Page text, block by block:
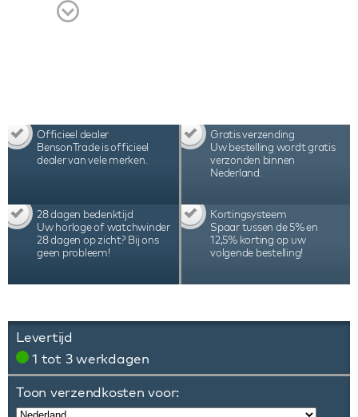
en 3 jaar internationale garantie.
Officieel dealer
BensonTrade is officieel
dealer van vele merken.
Gratis verzending
Uw bestelling wordt gratis
verzonden binnen
Nederland.
28 dagen bedenktijd
Uw horloge of watchwinder
28 dagen op zicht? Bij ons
geen probleem!
Kortingsysteem
Spaar tussen de 5% en
12,5% korting op uw
volgende bestelling!
Levertijd
1 tot 3 werkdagen
Toon verzendkosten voor: